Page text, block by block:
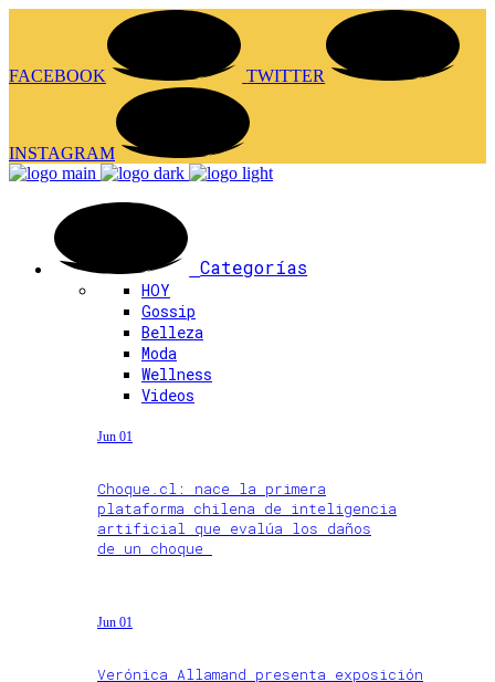
FACEBOOK TWITTER
INSTAGRAM
Categorías
HOY
Gossip
Belleza
Moda
Wellness
Videos
Jun 01
Choque.cl: nace la primera
plataforma chilena de inteligencia
artificial que evalúa los daños
de un choque
Jun 01
Verónica Allamand presenta exposición